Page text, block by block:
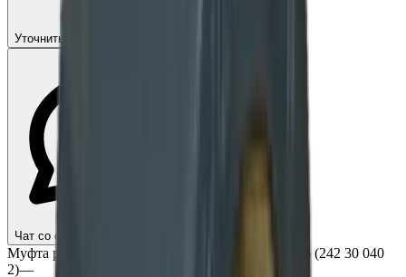
Уточнить сроки и заказать
Чат со специалистом — онлайн
Муфта разборная с металл. НР, d40 х 1 1/4" PN16 (242 30 040
2)—